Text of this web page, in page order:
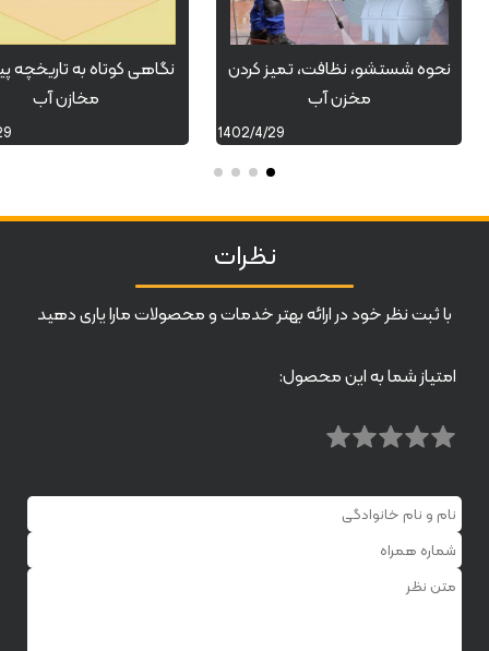
نحوه شستشو، نظافت، تمیز کردن
مخزن آب
1402/4/29
نگاهی کوتاه به تاریخچه
مخازن آب
نظرات
با ثبت نظر خود در ارائه بهتر خدمات و محصولات مارا یاری دهید
امتیاز شما به این محصول: